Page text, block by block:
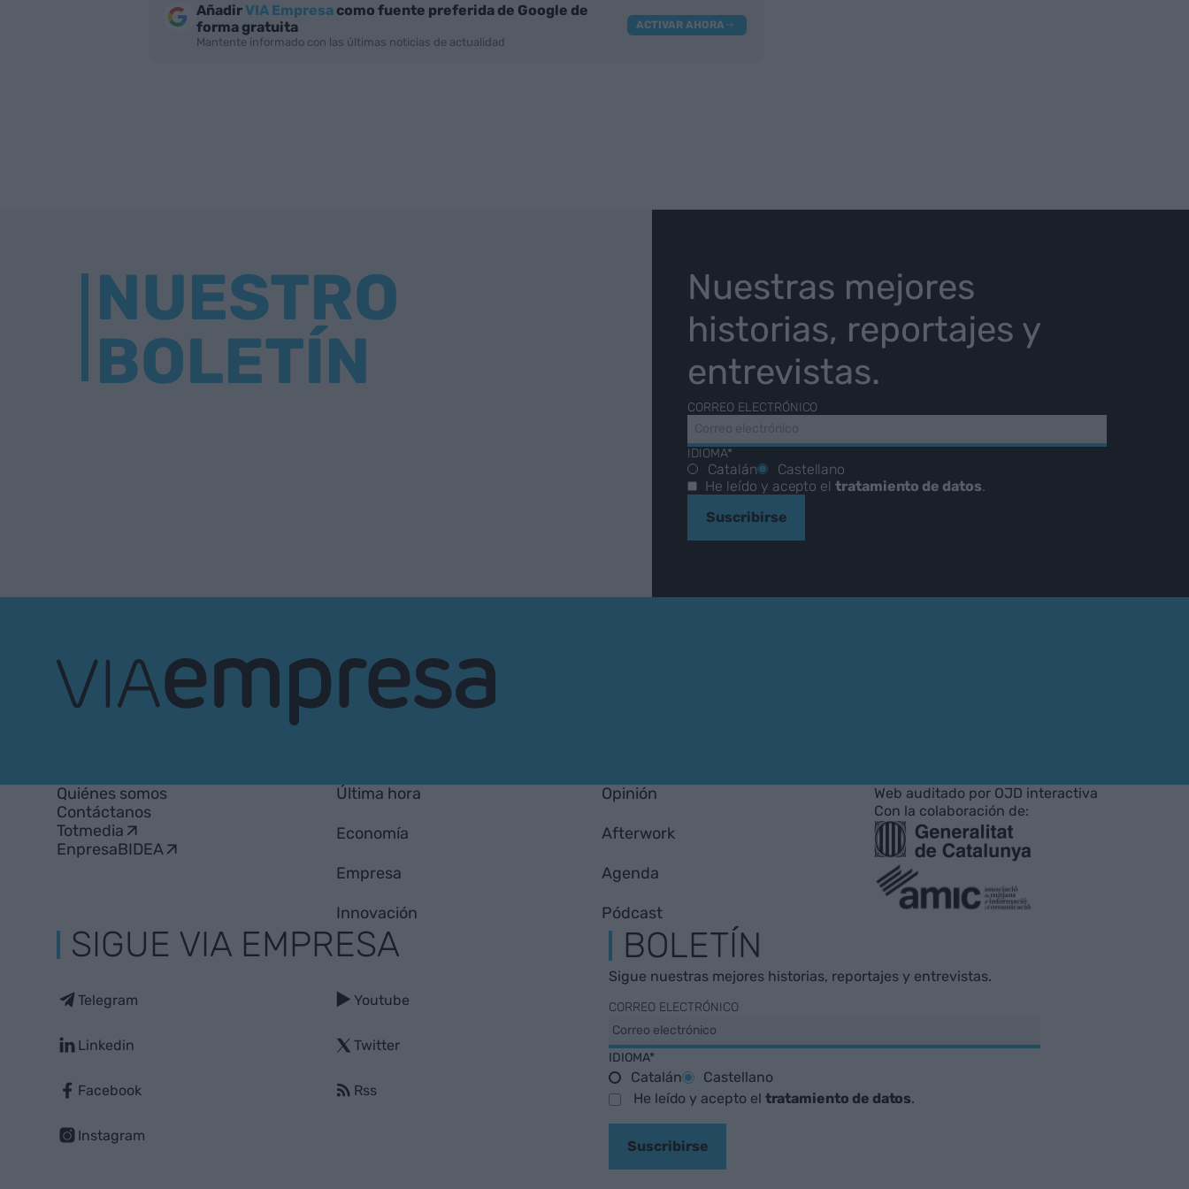
AñadirVIA Empresacomo fuente preferida de Google de
forma gratuita
Mantente informado con las últimas noticias de actualidad
ACTIVAR AHORA
NUESTRO
BOLETÍN
Nuestras mejores
historias, reportajes y
entrevistas.
CORREO ELECTRÓNICO
IDIOMA*
Catalán
Castellano
He leído y acepto eltratamiento de datos.
Suscribirse
Quiénes somos
Contáctanos
Totmedia
EnpresaBIDEA
Última hora
Economía
Empresa
Innovación
Opinión
Afterwork
Agenda
Pódcast
Web auditado por OJD interactiva
Con la colaboración de:
SIGUE VIA EMPRESA
Telegram
Linkedin
Facebook
Instagram
Youtube
Twitter
Rss
BOLETÍN
Sigue nuestras mejores historias, reportajes y entrevistas.
CORREO ELECTRÓNICO
IDIOMA*
Catalán
Castellano
He leído y acepto el tratamiento de datos.
Suscribirse